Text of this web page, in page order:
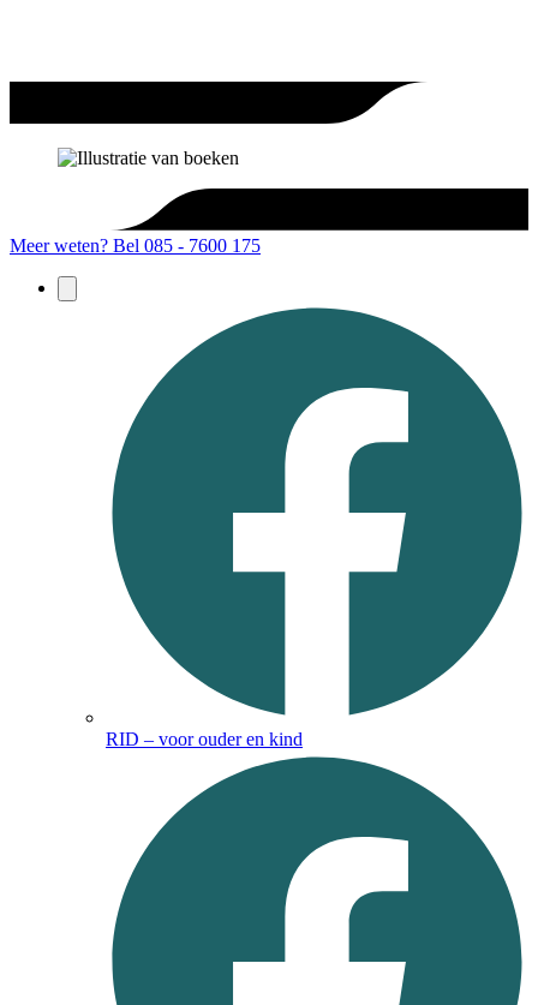
Meer weten? Bel 085 - 7600 175
RID – voor ouder en kind